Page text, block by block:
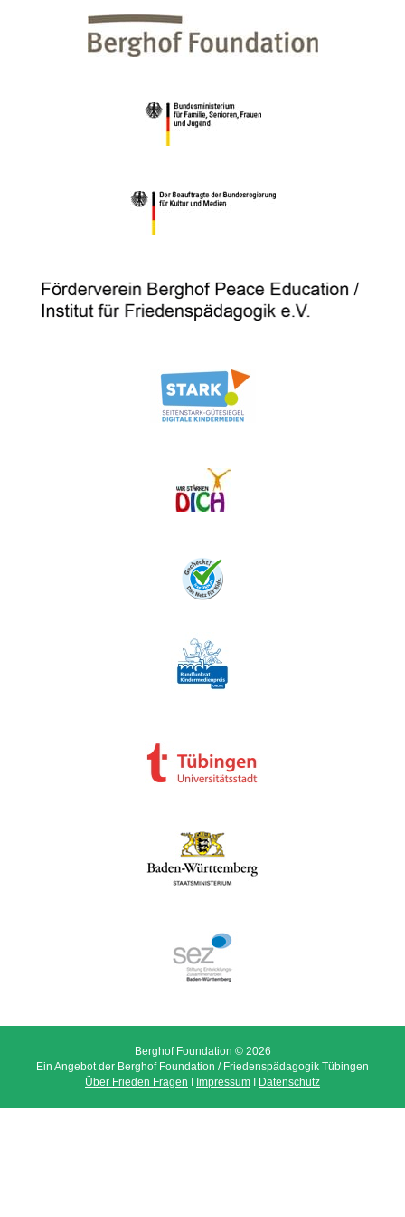
Berghof Foundation © 2026
Ein Angebot der Berghof Foundation / Friedenspädagogik Tübingen
Über Frieden Fragen I Impressum I Datenschutz